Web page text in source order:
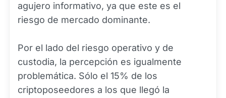
agujero informativo, ya que este es el
riesgo de mercado dominante.
Por el lado del riesgo operativo y de
custodia, la percepción es igualmente
problemática. Sólo el 15% de los
criptoposeedores a los que llegó la